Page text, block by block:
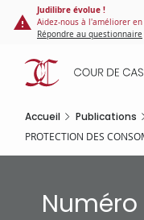
Panneau de gestion des
contenu
principal
Judilibre évolue !
Aidez-nous à l'améliorer
Répondre au questionnaire
Accueil Publications
PROTECTION DES